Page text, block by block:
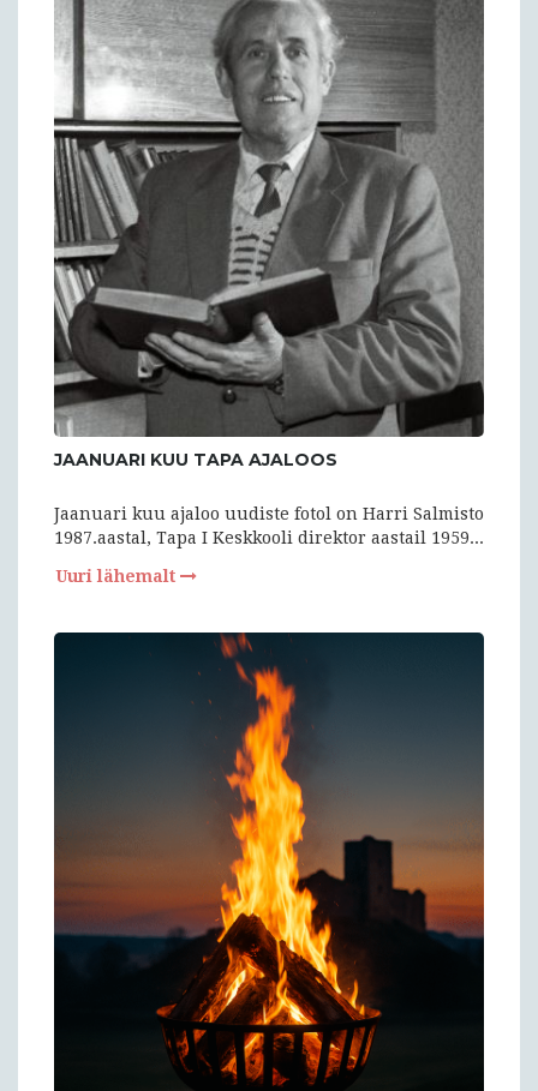
JAANUARI KUU TAPA AJALOOS
Jaanuari kuu ajaloo uudiste fotol on Harri Salmisto
1987.aastal, Tapa I Keskkooli direktor aastail 1959...
Uuri lähemalt